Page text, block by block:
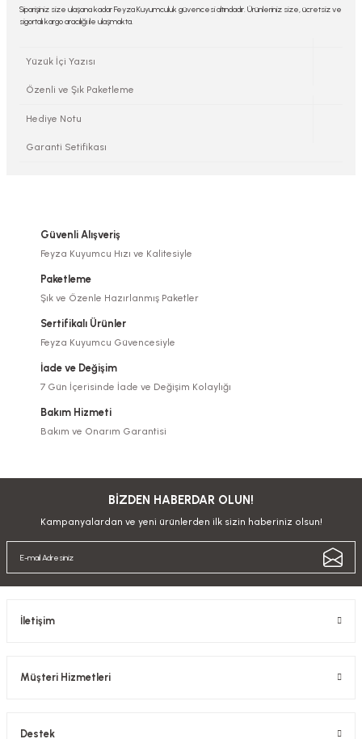
Siparişiniz size ulaşana kadar Feyza Kuyumculuk güvencesi altındadır. Ürünleriniz size, ücretsiz ve
sigortalı kargo aracılığı ile ulaşmakta.
Yüzük İçi Yazısı
Özenli ve Şık Paketleme
Hediye Notu
Garanti Setifikası
Güvenli Alışveriş
Feyza Kuyumcu Hızı ve Kalitesiyle
Paketleme
Şık ve Özenle Hazırlanmış Paketler
Sertifikalı Ürünler
Feyza Kuyumcu Güvencesiyle
İade ve Değişim
7 Gün İçerisinde İade ve Değişim Kolaylığı
Bakım Hizmeti
Bakım ve Onarım Garantisi
BİZDEN HABERDAR OLUN!
Kampanyalardan ve yeni ürünlerden ilk sizin haberiniz olsun!
İletişim
Müşteri Hizmetleri
Destek